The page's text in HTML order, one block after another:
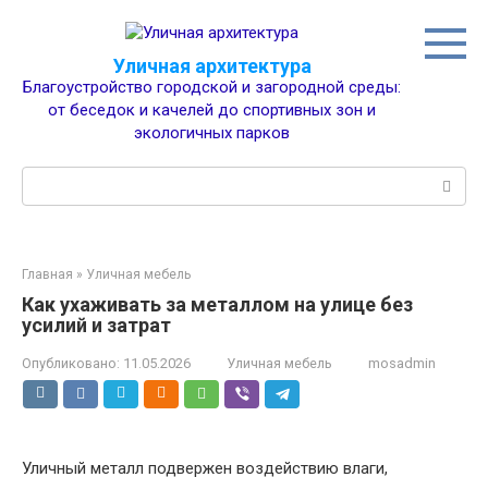
Уличная архитектура
Благоустройство городской и загородной среды:
от беседок и качелей до спортивных зон и
экологичных парков
Главная » Уличная мебель
Как ухаживать за металлом на улице без
усилий и затрат
Опубликовано: 11.05.2026 Уличная мебель mosadmin
Уличный металл подвержен воздействию влаги,